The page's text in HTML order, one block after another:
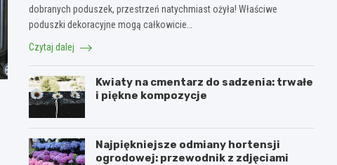
dobranych poduszek, przestrzeń natychmiast ożyła! Właściwe
poduszki dekoracyjne mogą całkowicie…
Czytaj dalej
Kwiaty na cmentarz do sadzenia: trwałe
i piękne kompozycje
Najpiękniejsze odmiany hortensji
ogrodowej: przewodnik z zdjęciami